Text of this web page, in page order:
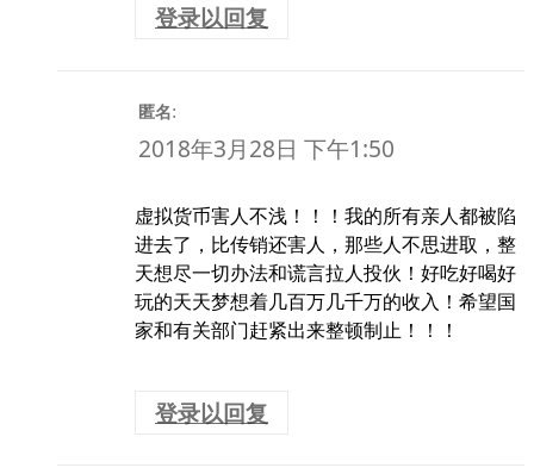
登录以回复
匿名:
2018年3月28日 下午1:50
虚拟货币害人不浅！！！我的所有亲人都被陷
进去了，比传销还害人，那些人不思进取，整
天想尽一切办法和谎言拉人投伙！好吃好喝好
玩的天天梦想着几百万几千万的收入！希望国
家和有关部门赶紧出来整顿制止！！！
登录以回复